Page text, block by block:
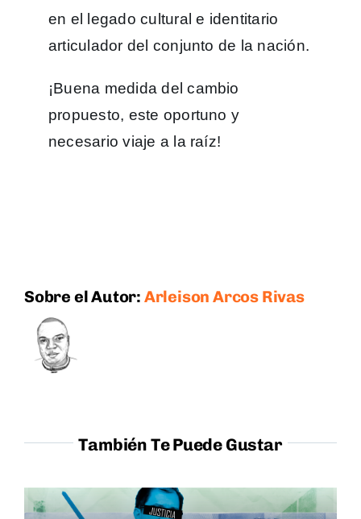
en el legado cultural e identitario
articulador del conjunto de la nación.
¡Buena medida del cambio
propuesto, este oportuno y
necesario viaje a la raíz!
Sobre el Autor: Arleison Arcos Rivas
También Te Puede Gustar